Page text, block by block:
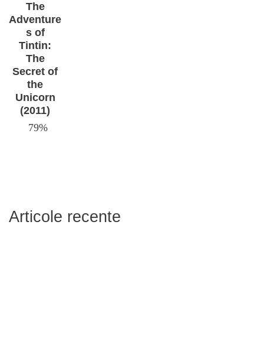
The
Adventure
s of
Tintin:
The
Secret of
the
Unicorn
(2011)
79%
Articole recente